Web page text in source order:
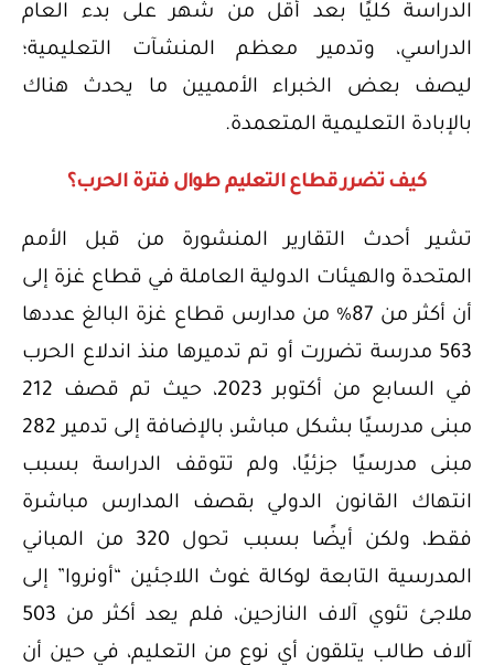
الدراسة كليًا بعد أقل من شهر على بدء العام
الدراسي، وتدمير معظم المنشآت التعليمية؛
ليصف بعض الخبراء الأمميين ما يحدث هناك
بالإبادة التعليمية المتعمدة.
كيف تضرر قطاع التعليم طوال فترة الحرب؟
تشير أحدث التقارير المنشورة من قبل الأمم
المتحدة والهيئات الدولية العاملة في قطاع غزة إلى
أن أكثر من 87% من مدارس قطاع غزة البالغ عددها
563 مدرسة تضررت أو تم تدميرها منذ اندلاع الحرب
في السابع من أكتوبر 2023، حيث تم قصف 212
مبنى مدرسيًا بشكل مباشر، بالإضافة إلى تدمير 282
مبنى مدرسيًا جزئيًا، ولم تتوقف الدراسة بسبب
انتهاك القانون الدولي بقصف المدارس مباشرة
فقط، ولكن أيضًا بسبب تحول 320 من المباني
المدرسية التابعة لوكالة غوث اللاجئين “أونروا” إلى
ملاجئ تئوي آلاف النازحين، فلم يعد أكثر من 503
آلاف طالب يتلقون أي نوع من التعليم، في حين أن